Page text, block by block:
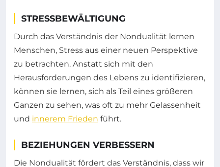
STRESSBEWÄLTIGUNG
Durch das Verständnis der Nondualität lernen
Menschen, Stress aus einer neuen Perspektive
zu betrachten. Anstatt sich mit den
Herausforderungen des Lebens zu identifizieren,
können sie lernen, sich als Teil eines größeren
Ganzen zu sehen, was oft zu mehr Gelassenheit
und innerem Frieden führt.
BEZIEHUNGEN VERBESSERN
Die Nondualität fördert das Verständnis, dass wir